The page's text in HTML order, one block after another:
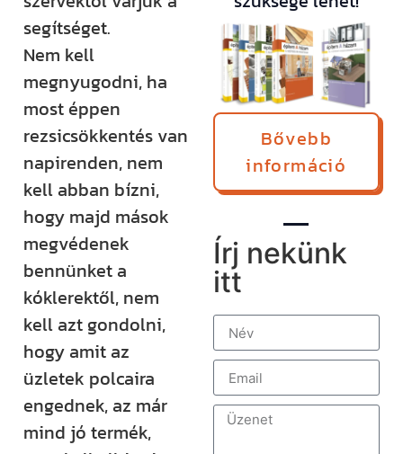
segítséget.
Nem kell
megnyugodni, ha
most éppen
rezsicsökkentés van
napirenden, nem
kell abban bízni,
hogy majd mások
megvédenek
bennünket a
kóklerektől, nem
kell azt gondolni,
hogy amit az
üzletek polcaira
engednek, az már
mind jó termék,
Bővebb
információ
Írj nekünk
itt